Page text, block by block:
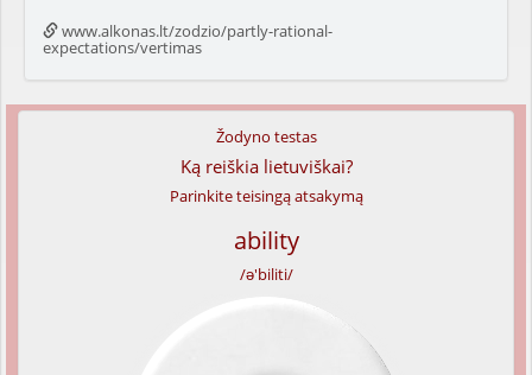
www.alkonas.lt/zodzio/partly-rational-
expectations/vertimas
Žodyno testas
Ką reiškia lietuviškai?
Parinkite teisingą atsakymą
ability
/ə'biliti/